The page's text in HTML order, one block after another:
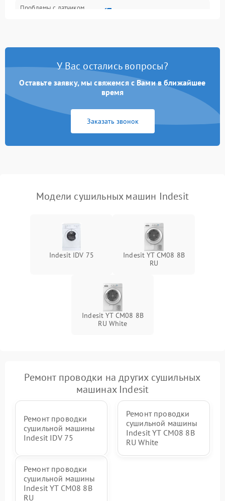
Проблемы с датчиком
Проблемы с блоком
1800 ₽ Подробнее →
Не завершает программу Подробнее →
1500 ₽ Подробнее →
У Вас остались вопросы?
Оставьте заявку, мы свяжемся с Вами в ближайшее
время
Заказать звонок
Модели сушильных машин Indesit
Indesit IDV 75
Indesit YT CM08 8B
RU
Indesit YT CM08 8B
RU White
Ремонт проводки на других сушильных
машинах Indesit
Ремонт проводки
сушильной машины
Indesit IDV 75
Ремонт проводки
сушильной машины
Indesit YT CM08 8B
RU White
Ремонт проводки
сушильной машины
Indesit YT CM08 8B
RU